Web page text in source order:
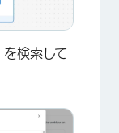
を検索して